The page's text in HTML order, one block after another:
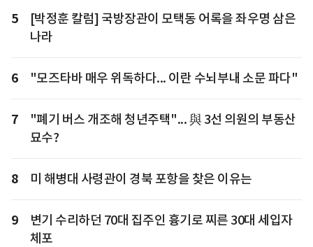
5
[박정훈 칼럼] 국방장관이 모택동 어록을 좌우명 삼은
나라
6 "모즈타바 매우 위독하다... 이란 수뇌부내 소문 파다"
7
"폐기 버스 개조해 청년주택"... 與 3선 의원의 부동산
묘수?
8 미 해병대 사령관이 경북 포항을 찾은 이유는
9
변기 수리하던 70대 집주인 흉기로 찌른 30대 세입자
체포